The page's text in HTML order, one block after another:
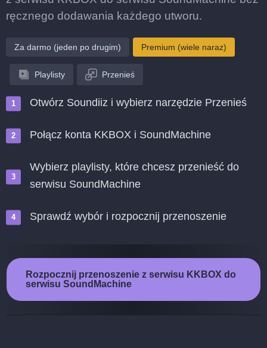
ręcznego dodawania każdego utworu.
Za darmo (jeden po drugim) Premium (wiele naraz)
Playlisty Przenieś
Otwórz Soundiiz i wybierz narzędzie Przenieś
Połącz konta KKBOX i SoundMachine
Wybierz playlisty, które chcesz przenieść do
serwisu SoundMachine
Sprawdź wybór i rozpocznij przenoszenie
Rozpocznij przenoszenie z serwisu KKBOX do
serwisu SoundMachine